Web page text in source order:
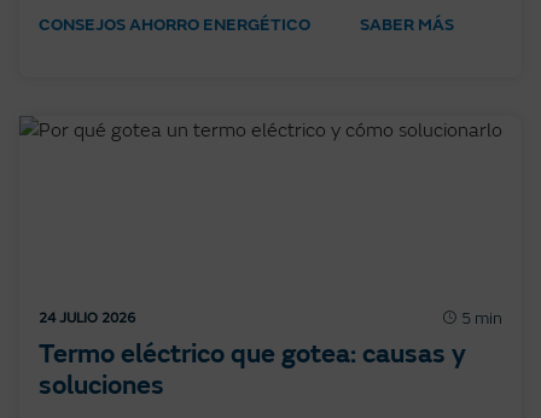
CONSEJOS AHORRO ENERGÉTICO SABER MÁS
24 JULIO 2026 5 min
Termo eléctrico que gotea: causas y
soluciones